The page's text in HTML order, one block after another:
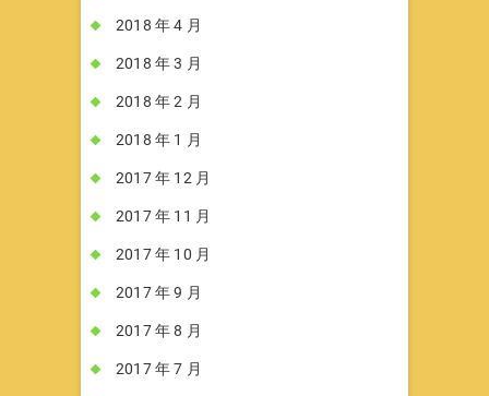
2018 年 4 月
2018 年 3 月
2018 年 2 月
2018 年 1 月
2017 年 12 月
2017 年 11 月
2017 年 10 月
2017 年 9 月
2017 年 8 月
2017 年 7 月